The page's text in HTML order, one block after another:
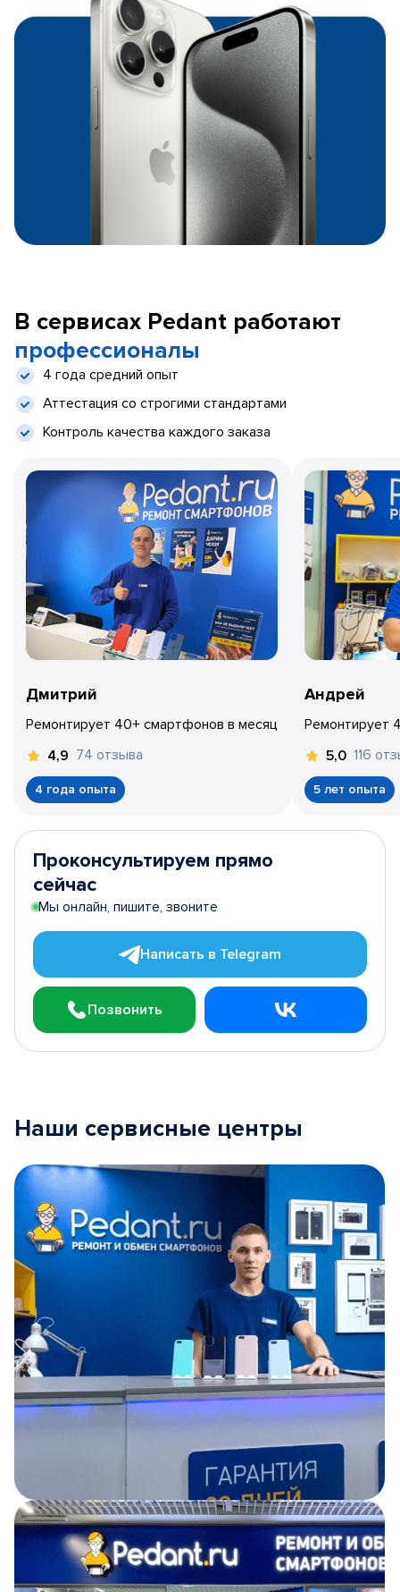
В сервисах Pedant работают
профессионалы
4 года средний опыт
Аттестация со строгими стандартами
Контроль качества каждого заказа
Дмитрий
Ремонтирует 40+ смартфонов в месяц
4,9 74 отзыва
4 года опыта
Андрей
Ремонтирует
5,0 116
5 лет опыта
Проконсультируем прямо
сейчас
Мы онлайн, пишите, звоните
Написать в Telegram
Позвонить
Наши сервисные центры